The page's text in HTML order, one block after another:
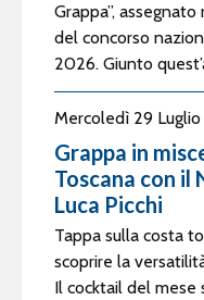
Grappa”,
del concorso
2026. Giunto
Mercoledì 29
Grappa in
Toscana con il
Luca Picchi
Tappa sulla costa
scoprire la
Il cocktail del mese